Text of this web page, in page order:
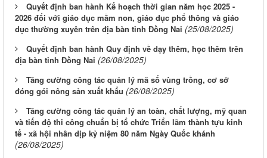
Quyết định ban hành Kế hoạch thời gian năm học 2025 -
2026 đối với giáo dục mầm non, giáo dục phổ thông và giáo
dục thường xuyên trên địa bàn tỉnh Đồng Nai (25/08/2025)
Quyết định ban hành Quy định về dạy thêm, học thêm trên
địa bàn tỉnh Đồng Nai (26/08/2025)
Tăng cường công tác quản lý mã số vùng trồng, cơ sở
đóng gói nông sản xuất khẩu (26/08/2025)
Tăng cường công tác quản lý an toàn, chất lượng, mỹ quan
và tiến độ thi công chuẩn bị tổ chức Triển lãm thành tựu kinh
tế - xã hội nhân dịp kỷ niệm 80 năm Ngày Quốc khánh
(26/08/2025)